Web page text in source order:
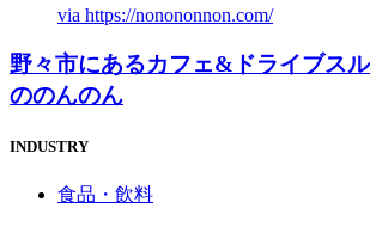
via https://nonononnon.com/
野々市にあるカフェ&ドライブス
ののんのん
INDUSTRY
食品・飲料